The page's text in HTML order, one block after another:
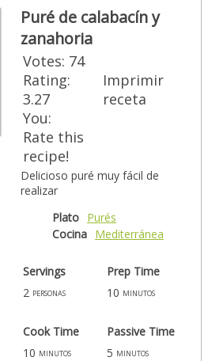
Puré de calabacín y
zanahoria
Votes: 74
Rating:
3.27
You:
Rate this
recipe!
Imprimir
receta
Delicioso puré muy fácil de
realizar
Plato Purés
Cocina Mediterránea
Servings
Prep Time
2 personas 10 minutos
Cook Time
Passive Time
10 minutos 5 minutos